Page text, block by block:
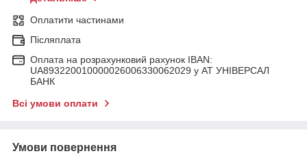
Оплатити частинами
Післяплата
Оплата на розрахунковий рахунок IBAN:
UA893220010000026006330062029 у АТ УНІВЕРСАЛ
БАНК
Всі умови оплати
Умови повернення